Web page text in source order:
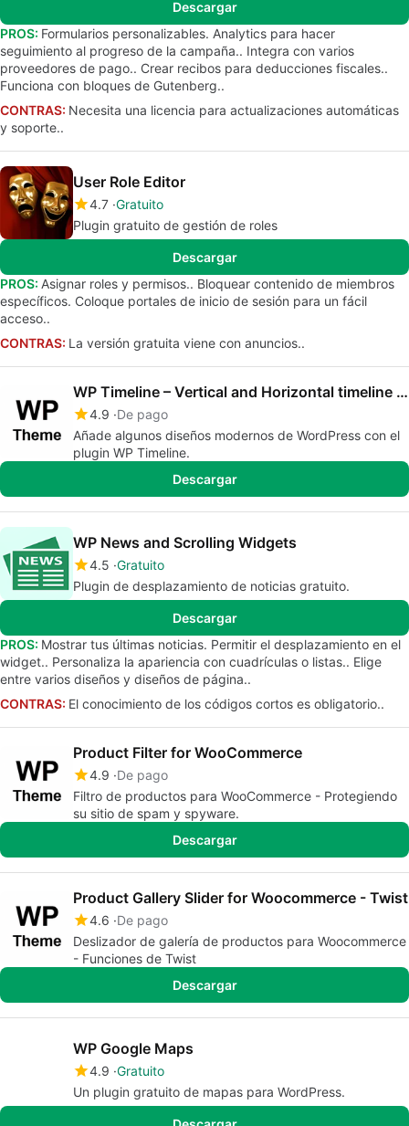
Descargar
PROS: Formularios personalizables. Analytics para hacer
seguimiento al progreso de la campaña.. Integra con varios
proveedores de pago.. Crear recibos para deducciones fiscales..
Funciona con bloques de Gutenberg..
CONTRAS: Necesita una licencia para actualizaciones automáticas
y soporte..
User Role Editor
4.7 Gratuito
Plugin gratuito de gestión de roles
Descargar
PROS: Asignar roles y permisos.. Bloquear contenido de miembros
específicos. Coloque portales de inicio de sesión para un fácil
acceso..
CONTRAS: La versión gratuita viene con anuncios..
WP Timeline – Vertical and Horizontal timeline plugin
4.9 De pago
Añade algunos diseños modernos de WordPress con el
plugin WP Timeline.
Descargar
WP News and Scrolling Widgets
4.5 Gratuito
Plugin de desplazamiento de noticias gratuito.
Descargar
PROS: Mostrar tus últimas noticias. Permitir el desplazamiento en el
widget.. Personaliza la apariencia con cuadrículas o listas.. Elige
entre varios diseños y diseños de página..
CONTRAS: El conocimiento de los códigos cortos es obligatorio..
Product Filter for WooCommerce
4.9 De pago
Filtro de productos para WooCommerce - Protegiendo
su sitio de spam y spyware.
Descargar
Product Gallery Slider for Woocommerce - Twist
4.6 De pago
Deslizador de galería de productos para Woocommerce
- Funciones de Twist
Descargar
WP Google Maps
4.9 Gratuito
Un plugin gratuito de mapas para WordPress.